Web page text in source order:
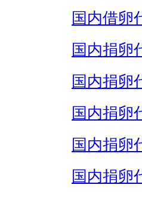
国内借卵
国内捐卵
国内捐卵
国内捐卵
国内捐卵
国内捐卵